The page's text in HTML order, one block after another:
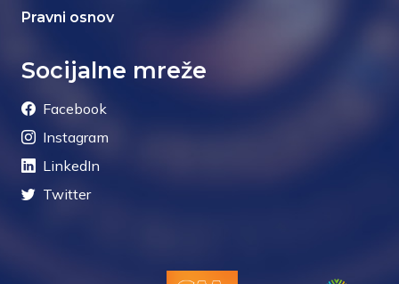
Pravni osnov
Socijalne mreže
Facebook
Instagram
LinkedIn
Twitter